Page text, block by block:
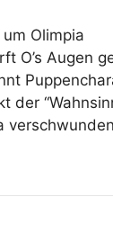
Olimpia
O’s Augen
der